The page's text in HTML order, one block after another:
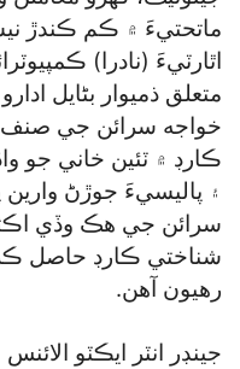
ماتحتيءَ ۾ ڪم ڪندڙ
اٿارٽيءَ (نادرا)
خواجه سرائن جي
ڪارڊ ۾ ٽئين خاني جو
۽ پاليسيءَ جوڙڻ
سرائن جي هڪ وڏي
شناختي ڪارڊ حاصل
رهيون آهن.
جينڊر انٽر ايڪٽو